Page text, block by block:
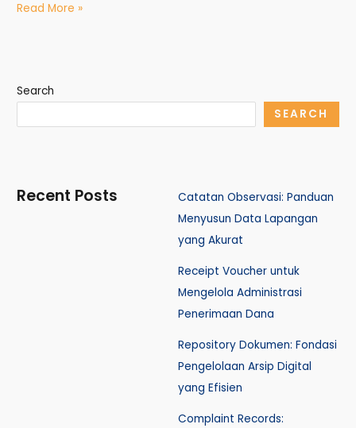
Read More »
Search
SEARCH
Recent Posts
Catatan Observasi: Panduan
Menyusun Data Lapangan
yang Akurat
Receipt Voucher untuk
Mengelola Administrasi
Penerimaan Dana
Repository Dokumen: Fondasi
Pengelolaan Arsip Digital
yang Efisien
Complaint Records: